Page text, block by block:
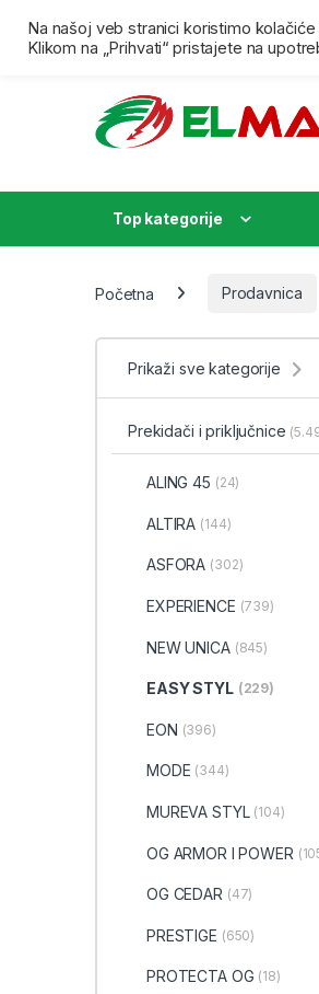
Besplatna isporuka za
Top kategorije
Početna Prodavnica
Prikaži sve kategorije
Prekidači i priključnice
ALING 45 (24)
ALTIRA (144)
ASFORA (302)
EXPERIENCE (739)
NEW UNICA (845)
EASY STYL (229)
EON (396)
MODE (344)
MUREVA STYL (104)
OG ARMOR I POWER
OG CEDAR (47)
PRESTIGE (650)
PROTECTA OG (18)
Na našoj veb stranici koristimo
Klikom na „Prihvati“ pristajete na